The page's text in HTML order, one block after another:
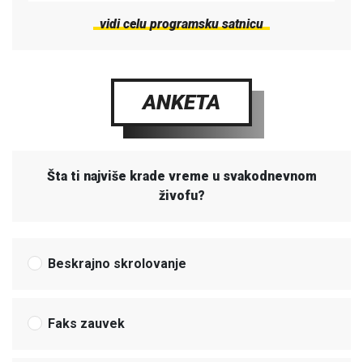
vidi celu programsku satnicu
ANKETA
Šta ti najviše krade vreme u svakodnevnom
živofu?
Beskrajno skrolovanje
Faks zauvek